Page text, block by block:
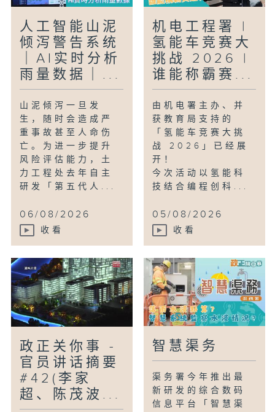
人工智能山泥
倾泻警告系统
｜AI实时分析
雨量数据｜...
山泥倾泻一旦发
生，随时会造成严
重事故甚至人命伤
亡。为进一步提升
风险评估能力，土
力工程处去年自主
研发「第五代人...
06/08/2026
收看
机电工程署 |
氢能车竞赛大
挑战 2026 |
谁能称霸赛...
由机电署主办、并
获教育局支持的
「氢能车竞赛大挑
战 2026」已经展
开！
今次活动以氢能科
技结合编程创科...
05/08/2026
收看
政正关你事 -
官员讲话摘要
#42(李家
超、陈茂波...
智慧渠务
渠务署今年推出最
新研发的综合数码
信息平台「智慧渠